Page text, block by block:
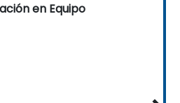
en Equipo